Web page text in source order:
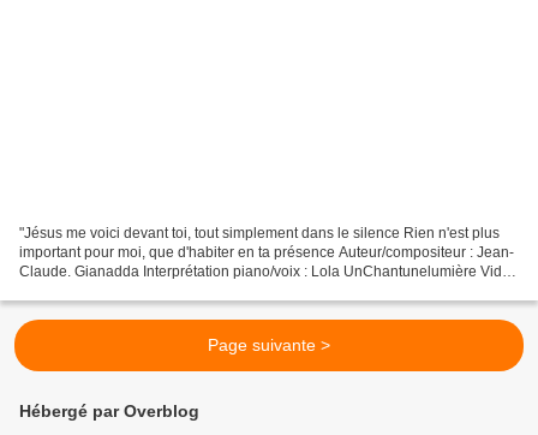
"Jésus me voici devant toi, tout simplement dans le silence Rien n'est plus
important pour moi, que d'habiter en ta présence Auteur/compositeur : Jean-
Claude. Gianadda Interprétation piano/voix : Lola UnChantunelumière Vidéo
Page suivante >
Hébergé par Overblog